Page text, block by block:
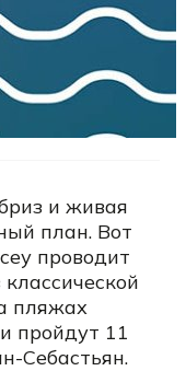
и живая
план. Вот
проводит
пляжах
пройдут 11
Себастьян.